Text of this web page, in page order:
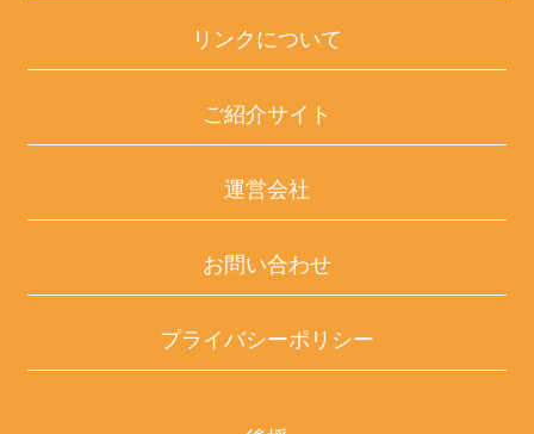
リンクについて
ご紹介サイト
運営会社
お問い合わせ
プライバシーポリシー